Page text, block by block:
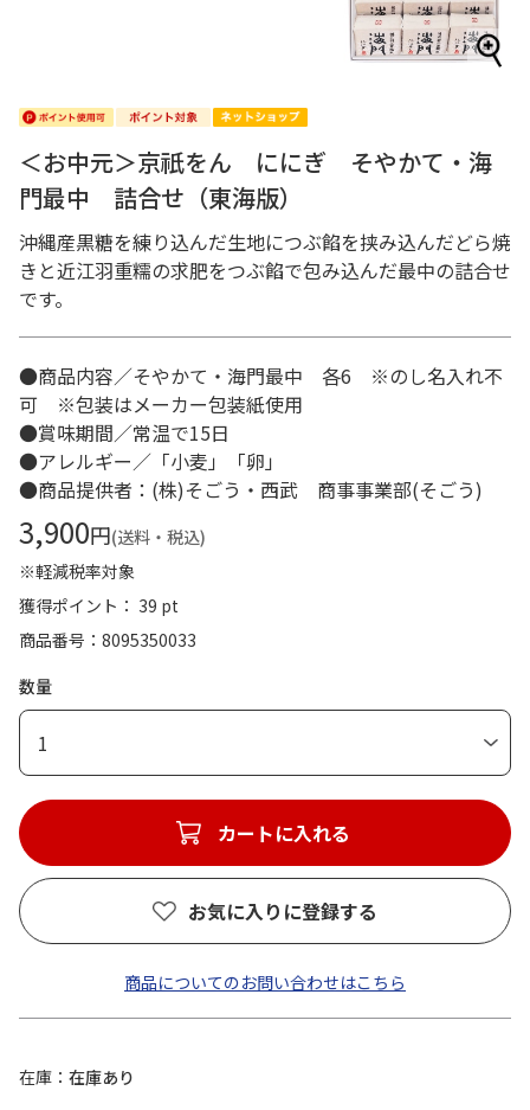
＜お中元＞京祇をん ににぎ そやかて・海
門最中 詰合せ（東海版）
沖縄産黒糖を練り込んだ生地につぶ餡を挟み込んだどら焼
きと近江羽重糯の求肥をつぶ餡で包み込んだ最中の詰合せ
です。
●商品内容／そやかて・海門最中 各6 ※のし名入れ不
可 ※包装はメーカー包装紙使用
●賞味期間／常温で15日
●アレルギー／「小麦」「卵」
●商品提供者：(株)そごう・西武 商事事業部(そごう)
3,900円(送料・税込)
※軽減税率対象
獲得ポイント： 39 pt
商品番号
8095350033
数量
1
カートに入れる
お気に入りに登録する
商品についてのお問い合わせはこちら
在庫
在庫あり